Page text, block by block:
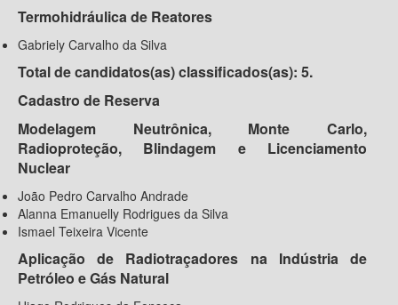
Termohidráulica de Reatores
Gabriely Carvalho da Silva
Total de candidatos(as) classificados(as): 5.
Cadastro de Reserva
Modelagem Neutrônica, Monte Carlo,
Radioproteção, Blindagem e Licenciamento
Nuclear
João Pedro Carvalho Andrade
Alanna Emanuelly Rodrigues da Silva
Ismael Teixeira Vicente
Aplicação de Radiotraçadores na Indústria de
Petróleo e Gás Natural